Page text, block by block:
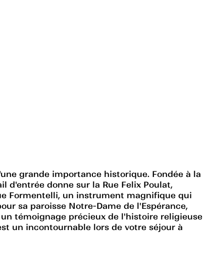
grande importance historique. Fondée à la
d'entrée donne sur la Rue Felix Poulat,
Formentelli, un instrument magnifique qui
sa paroisse Notre-Dame de l'Espérance,
témoignage précieux de l'histoire religieuse
un incontournable lors de votre séjour à